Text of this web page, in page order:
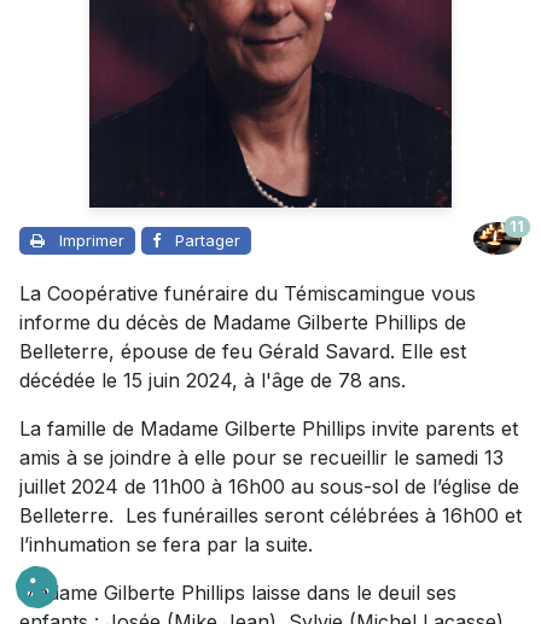
Imprimer Partager
11
La Coopérative funéraire du Témiscamingue vous
informe du décès de Madame Gilberte Phillips de
Belleterre, épouse de feu Gérald Savard. Elle est
décédée le 15 juin 2024, à l'âge de 78 ans.
La famille de Madame Gilberte Phillips invite parents et
amis à se joindre à elle pour se recueillir le samedi 13
juillet 2024 de 11h00 à 16h00 au sous-sol de l’église de
Belleterre. Les funérailles seront célébrées à 16h00 et
l’inhumation se fera par la suite.
Madame Gilberte Phillips laisse dans le deuil ses